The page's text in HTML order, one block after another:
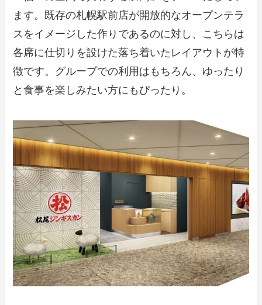
ます。既存の札幌駅前店が開放的なオープンテラ
スをイメージした作りであるのに対し、こちらは
各席に仕切りを設けた落ち着いたレイアウトが特
徴です。グループでの利用はもちろん、ゆったり
と食事を楽しみたい方にもぴったり。